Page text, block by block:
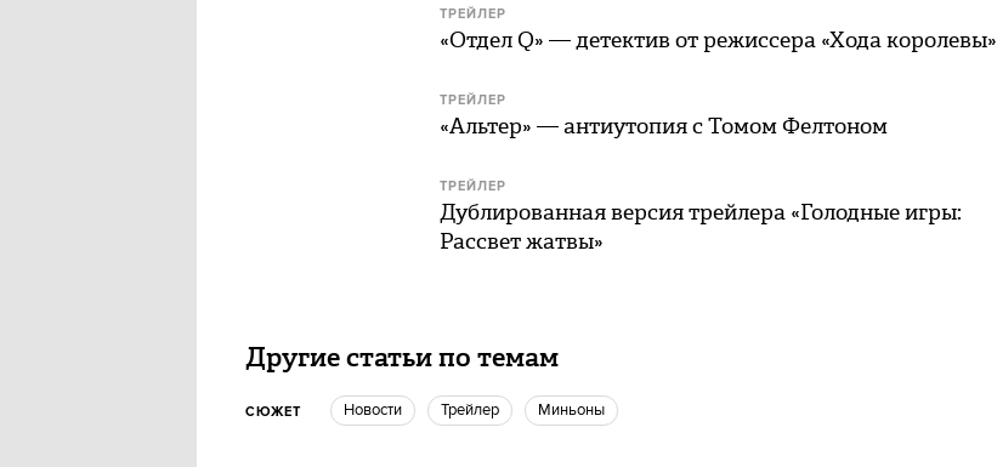
ТРЕЙЛЕР
«Отдел Q» — детектив от режиссера «Хода королевы»
ТРЕЙЛЕР
«Альтер» — антиутопия с Томом Фелтоном
ТРЕЙЛЕР
Дублированная версия трейлера «Голодные игры:
Рассвет жатвы»
Другие статьи по темам
СЮЖЕТ новости Трейлер миньоны